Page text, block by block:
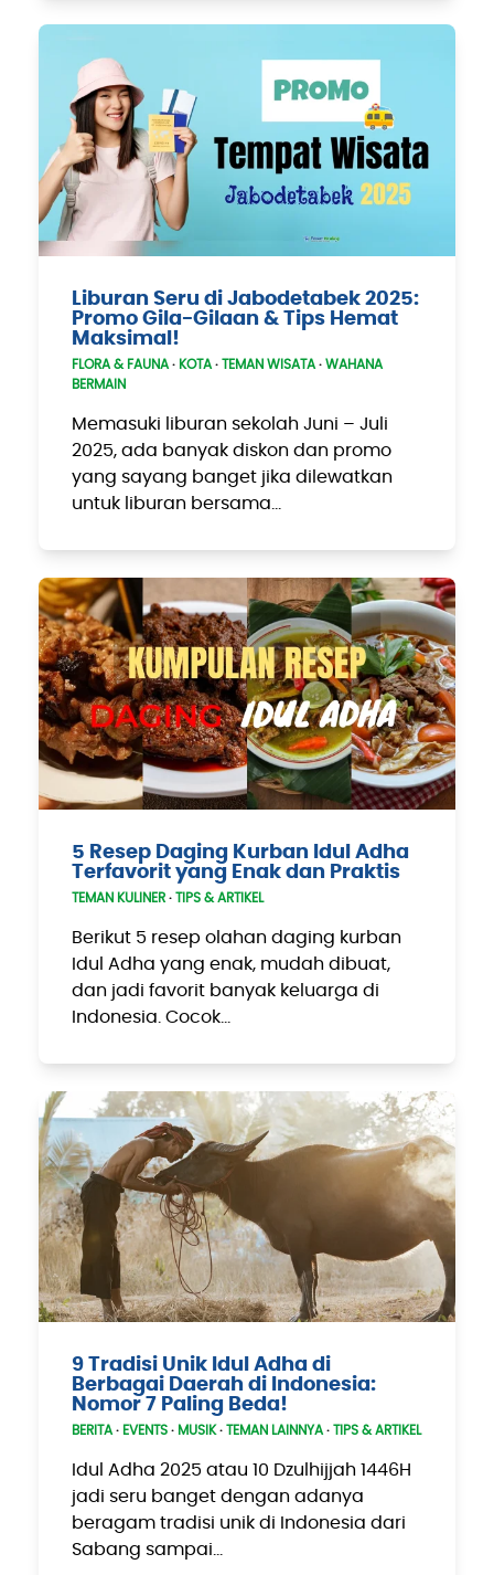
Liburan Seru di Jabodetabek 2025:
Promo Gila-Gilaan & Tips Hemat
Maksimal!
FLORA & FAUNA· KOTA· TEMAN WISATA· WAHANA
BERMAIN
Memasuki liburan sekolah Juni – Juli
2025, ada banyak diskon dan promo
yang sayang banget jika dilewatkan
untuk liburan bersama…
5 Resep Daging Kurban Idul Adha
Terfavorit yang Enak dan Praktis
TEMAN KULINER· TIPS & ARTIKEL
Berikut 5 resep olahan daging kurban
Idul Adha yang enak, mudah dibuat,
dan jadi favorit banyak keluarga di
Indonesia. Cocok…
9 Tradisi Unik Idul Adha di
Berbagai Daerah di Indonesia:
Nomor 7 Paling Beda!
BERITA· EVENTS· MUSIK· TEMAN LAINNYA· TIPS & ARTIKEL
Idul Adha 2025 atau 10 Dzulhijjah 1446H
jadi seru banget dengan adanya
beragam tradisi unik di Indonesia dari
Sabang sampai…